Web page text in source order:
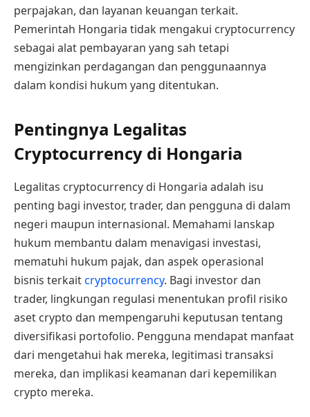
perpajakan, dan layanan keuangan terkait.
Pemerintah Hongaria tidak mengakui cryptocurrency
sebagai alat pembayaran yang sah tetapi
mengizinkan perdagangan dan penggunaannya
dalam kondisi hukum yang ditentukan.
Pentingnya Legalitas
Cryptocurrency di Hongaria
Legalitas cryptocurrency di Hongaria adalah isu
penting bagi investor, trader, dan pengguna di dalam
negeri maupun internasional. Memahami lanskap
hukum membantu dalam menavigasi investasi,
mematuhi hukum pajak, dan aspek operasional
bisnis terkaitcryptocurrency. Bagi investor dan
trader, lingkungan regulasi menentukan profil risiko
aset crypto dan mempengaruhi keputusan tentang
diversifikasi portofolio. Pengguna mendapat manfaat
dari mengetahui hak mereka, legitimasi transaksi
mereka, dan implikasi keamanan dari kepemilikan
crypto mereka.